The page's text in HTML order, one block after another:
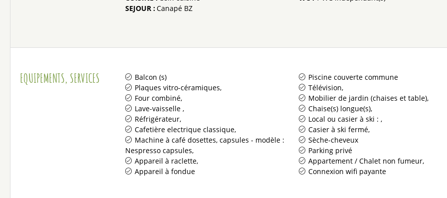
SEJOUR :Canapé BZ
EQUIPEMENTS, SERVICES
Balcon (s)
Plaques vitro-céramiques
Four combiné
Lave-vaisselle
Réfrigérateur
Cafetière electrique classique
Machine à café dosettes, capsules - modèle :
Nespresso capsules
Appareil à raclette
Appareil à fondue
Piscine couverte commune
Télévision
Mobilier de jardin (chaises et table)
Chaise(s) longue(s)
Local ou casier à ski :
Casier à ski fermé
Sèche-cheveux
Parking privé
Appartement / Chalet non fumeur
Connexion wifi payante